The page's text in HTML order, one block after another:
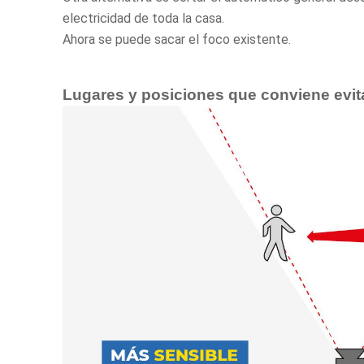
electricidad de toda la casa.
Ahora se puede sacar el foco existente.
Lugares y posiciones que conviene